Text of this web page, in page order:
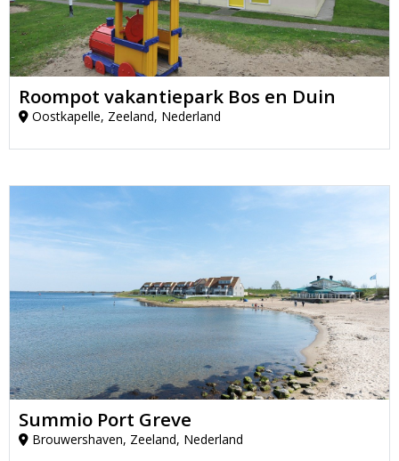
Roompot vakantiepark Bos en Duin
Oostkapelle, Zeeland, Nederland
Summio Port Greve
Brouwershaven, Zeeland, Nederland